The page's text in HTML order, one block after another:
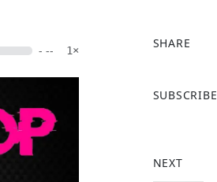
- -- 1×
SHARE
a
o
SUBSCRIBE
NEXT